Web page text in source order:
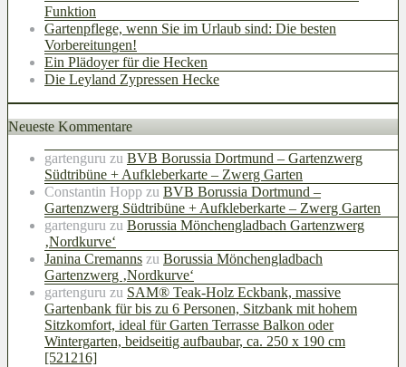
Funktion
Gartenpflege, wenn Sie im Urlaub sind: Die besten
Vorbereitungen!
Ein Plädoyer für die Hecken
Die Leyland Zypressen Hecke
Neueste Kommentare
gartenguru zu BVB Borussia Dortmund – Gartenzwerg
Südtribüne + Aufkleberkarte – Zwerg Garten
Constantin Hopp zu BVB Borussia Dortmund –
Gartenzwerg Südtribüne + Aufkleberkarte – Zwerg Garten
gartenguru zu Borussia Mönchengladbach Gartenzwerg
‚Nordkurve‘
Janina Cremanns zu Borussia Mönchengladbach
Gartenzwerg ‚Nordkurve‘
gartenguru zu SAM® Teak-Holz Eckbank, massive
Gartenbank für bis zu 6 Personen, Sitzbank mit hohem
Sitzkomfort, ideal für Garten Terrasse Balkon oder
Wintergarten, beidseitig aufbaubar, ca. 250 x 190 cm
[521216]